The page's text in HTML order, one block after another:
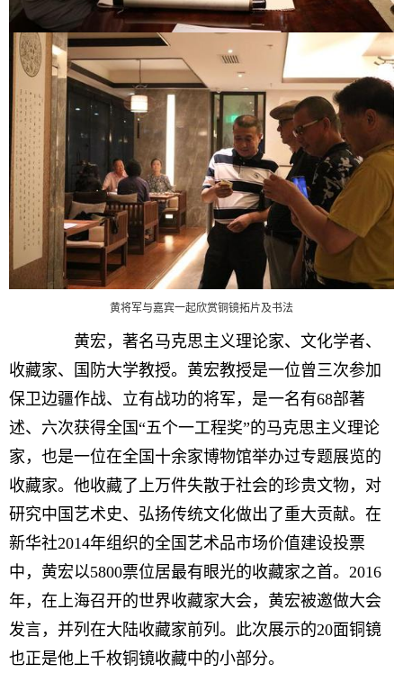
黄将军与嘉宾一起欣赏铜镜拓片及书法
黄宏，著名马克思主义理论家、文化学者、
收藏家、国防大学教授。黄宏教授是一位曾三次参加
保卫边疆作战、立有战功的将军，是一名有68部著
述、六次获得全国“五个一工程奖”的马克思主义理论
家，也是一位在全国十余家博物馆举办过专题展览的
收藏家。他收藏了上万件失散于社会的珍贵文物，对
研究中国艺术史、弘扬传统文化做出了重大贡献。在
新华社2014年组织的全国艺术品市场价值建设投票
中，黄宏以5800票位居最有眼光的收藏家之首。2016
年，在上海召开的世界收藏家大会，黄宏被邀做大会
发言，并列在大陆收藏家前列。此次展示的20面铜镜
也正是他上千枚铜镜收藏中的小部分。